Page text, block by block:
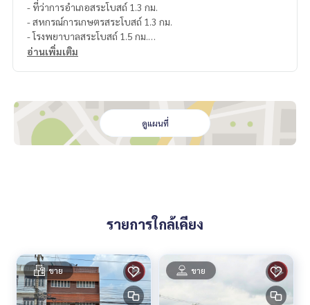
- ที่ว่าการอำเภอสระโบสถ์ 1.3 กม.
- สหกรณ์การเกษตรสระโบสถ์ 1.3 กม.
- โรงพยาบาลสระโบสถ์ 1.5 กม.
- ตลาดสดเทศบาลสระโบสถ์ 3.8 กม.
ลิงค์แผนที่ :
https://maps.google.com/?q=15.18743500,10
0.85053900
Tel :0994463964แอม (รหัสตัวแทน 7604)
Line ID : amyuensi.am
Callcenter :02-047-4282
อ่านเพิ่มเติม
ดูแผนที่
รายการใกล้เคียง
ขาย ขาย